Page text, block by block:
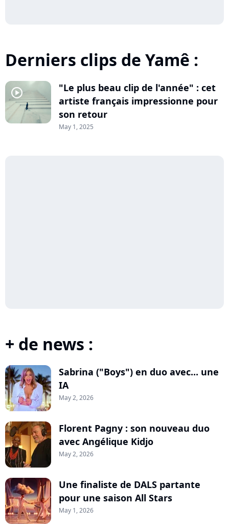
Derniers clips de Yamê :
player2
"Le plus beau clip de l'année" : cet
artiste français impressionne pour
son retour
May 1, 2025
+ de news :
Sabrina ("Boys") en duo avec... une
IA
May 2, 2026
Florent Pagny : son nouveau duo
avec Angélique Kidjo
May 2, 2026
Une finaliste de DALS partante
pour une saison All Stars
May 1, 2026